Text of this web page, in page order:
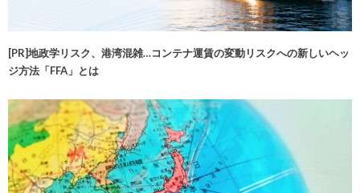
[PR]地政学リスク、港湾混雑…コンテナ運賃の変動リスクへの新しいヘッ
ジ方法「FFA」とは